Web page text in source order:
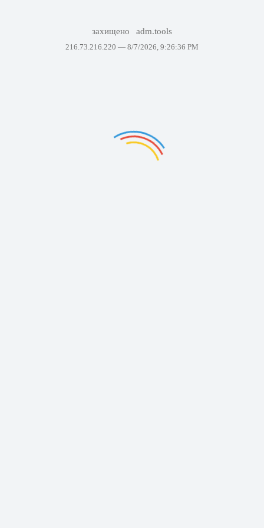
захищено adm.tools
216.73.216.220 — 8/7/2026, 9:26:36 PM